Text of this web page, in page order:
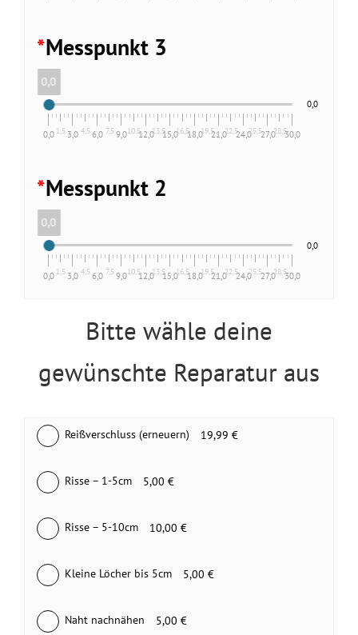
*Messpunkt 3
0,0
0,0 1,5 3,0 4,5 6,0 7,5 9,010,512,013,515,016,518,019,521,022,524,025,527,028,530,0
0,0
*Messpunkt 2
0,0
0,0 1,5 3,0 4,5 6,0 7,5 9,010,512,013,515,016,518,019,521,022,524,025,527,028,530,0
0,0
Bitte wähle deine
gewünschte Reparatur aus
Reißverschluss (erneuern) 19,99 €
Risse – 1-5cm 5,00 €
Risse – 5-10cm 10,00 €
Kleine Löcher bis 5cm 5,00 €
Naht nachnähen 5,00 €